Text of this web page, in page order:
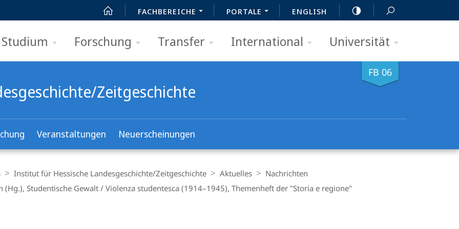
FACHBEREICHE PORTALE ENGLISH
Studium Forschung Transfer International Universität
FB 06
Zeitgeschichte
Veranstaltungen Neuerscheinungen
Institut für Hessische Landesgeschichte/Zeitgeschichte Aktuelles
Nachrichten
Studentische Gewalt / Violenza studentesca (1914–1945), Themenheft der "Storia e regione"